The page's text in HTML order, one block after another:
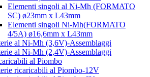
Elementi singoli al Ni-Mh (FORMATO
SC) ø23mm x L43mm
Elementi singoli Ni-Mh(FORMATO
4/5A) ø16,6mm x L43mm
al Ni-Mh (3,6V)-Assemblaggi
al Ni-Mh (2,4V)-Assemblaggi
al Piombo
ricaricabili al Piombo-12V